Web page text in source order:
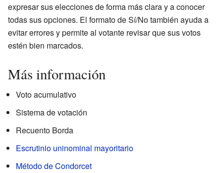
expresar sus elecciones de forma más clara y a conocer
todas sus opciones. El formato de Sí/No también ayuda a
evitar errores y permite al votante revisar que sus votos
estén bien marcados.
Más información
Voto acumulativo
Sistema de votación
Recuento Borda
Escrutinio uninominal mayoritario
Método de Condorcet